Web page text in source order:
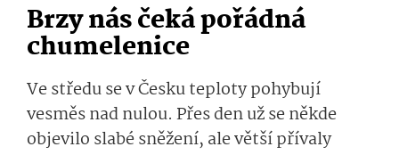
Brzy nás čeká pořádná
chumelenice
Ve středu se v Česku teploty pohybují
vesměs nad nulou. Přes den už se někde
objevilo slabé sněžení, ale větší přívaly